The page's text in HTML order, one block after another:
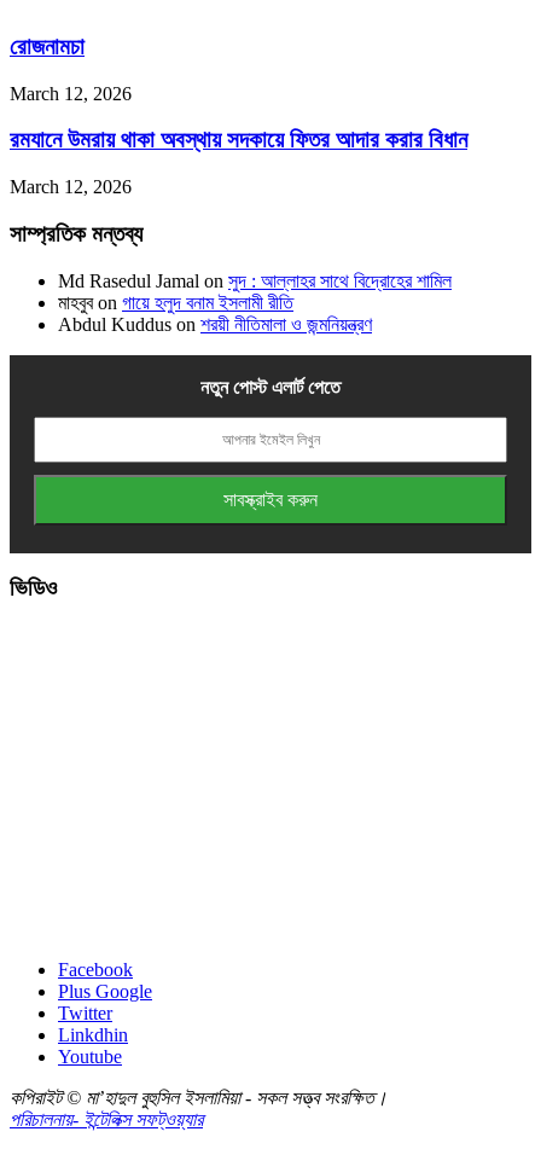
রোজনামচা
March 12, 2026
রমযানে উমরায় থাকা অবস্থায় সদকায়ে ফিতর আদার করার বিধান
March 12, 2026
সাম্প্রতিক মন্তব্য
Md Rasedul Jamal on সুদ : আল্লাহর সাথে বিদ্রোহের শামিল
মাহবুবon গায়ে হলুদ বনাম ইসলামী রীতি
Abdul Kuddus on শরয়ী নীতিমালা ও জন্মনিয়ন্ত্রণ
নতুন পোস্ট এলার্ট পেতে
ভিডিও
Facebook
Plus Google
Twitter
Linkdhin
Youtube
কপিরাইট © মা’হাদুল বুহুসিল ইসলামিয়া - সকল সত্ত্ব সংরক্ষিত।
পরিচালনায়- ইন্টেলিক্স সফট্ওয়্যার